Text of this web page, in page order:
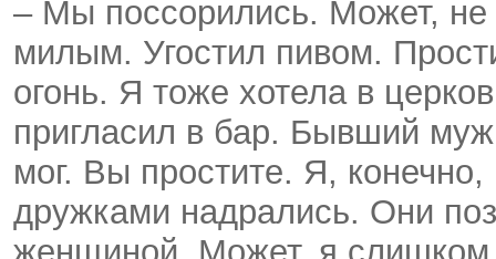
– Мы поссорились. Может,
милым. Угостил пивом.
огонь. Я тоже хотела в
пригласил в бар. Бывший
мог. Вы простите. Я,
дружками надрались. Они